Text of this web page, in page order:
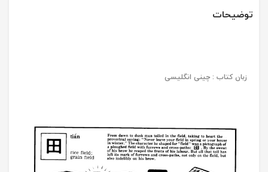
توضیحات
زبان کتاب : چینی انگلیسی